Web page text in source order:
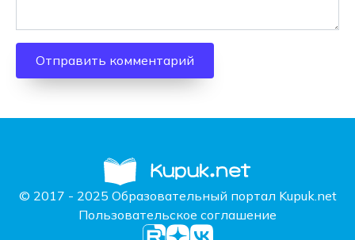
© 2017 - 2025 Образовательный портал Kupuk.net
Пользовательское соглашение